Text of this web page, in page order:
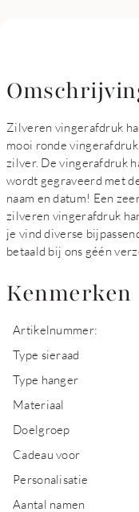
Zilveren vingerafdruk
mooi ronde
zilver. De vingerafdruk
wordt gegraveerd met
naam en datum! Een
zilveren vingerafdruk
je vind diverse
betaald bij ons géén
Kenmerken
Artikelnummer:
Type sieraad
Type hanger
Materiaal
Doelgroep
Cadeau voor
Personalisatie
Aantal namen